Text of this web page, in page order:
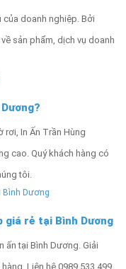
của doanh nghiệp. Bởi
sản phẩm, dịch vụ doanh
In Ấn Trần Hùng
cao. Quý khách hàng có
tôi.
giá rẻ tại Bình Dương
ấn tại Bình Dương. Giải
Liên hệ 0989 533 499